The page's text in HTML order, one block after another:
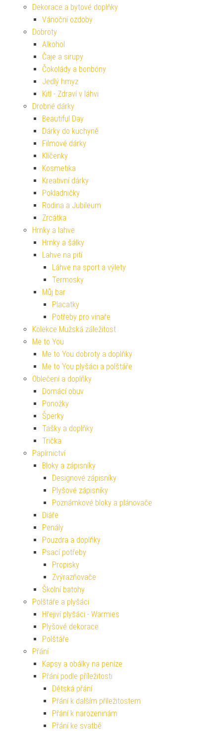
Dekorace a bytové doplňky
Vánoční ozdoby
Dobroty
Alkohol
Čaje a sirupy
Čokolády a bonbóny
Jedlý hmyz
Kitl - Zdraví v láhvi
Drobné dárky
Beautiful Day
Dárky do kuchyně
Filmové dárky
Klíčenky
Kosmetika
Kreativní dárky
Pokladničky
Rodina a Jubileum
Zrcátka
Hrnky a lahve
Hrnky a šálky
Lahve na pití
Láhve na sport a výlety
Termosky
Můj bar
Placatky
Potřeby pro vinaře
Kolekce Mužská záležitost
Me to You
Me to You dobroty a doplňky
Me to You plyšáci a polštáře
Oblečení a doplňky
Domácí obuv
Ponožky
Šperky
Tašky a doplňky
Trička
Papírnictví
Bloky a zápisníky
Designové zápisníky
Plyšové zápisníky
Poznámkové bloky a plánovače
Diáře
Penály
Pouzdra a doplňky
Psací potřeby
Propisky
Zvýrazňovače
Školní batohy
Polštáře a plyšáci
Hřejiví plyšáci - Warmies
Plyšové dekorace
Polštáře
Přání
Kapsy a obálky na peníze
Přání podle příležitosti
Dětská přání
Přání k dalším příležitostem
Přání k narozeninám
Přání ke svatbě